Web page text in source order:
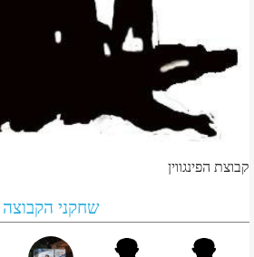
קבוצת הפינגווין
שחקני הקבוצה